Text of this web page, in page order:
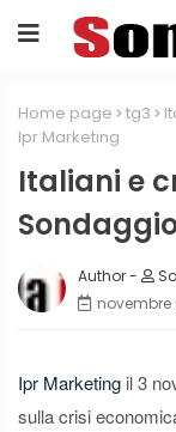
Home page tg3
Ipr Marketing
Italiani e
novembre
Ipr Marketing il 3
sulla crisi